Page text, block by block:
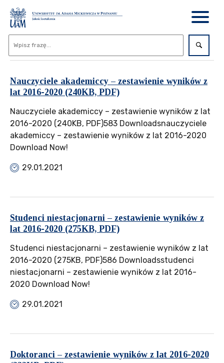
Nauczyciele akademiccy – zestawienie wyników z
lat 2016-2020 (240KB, PDF)
Nauczyciele akademiccy – zestawienie wyników z lat
2016-2020 (240KB, PDF)583 Downloadsnauczyciele
akademiccy – zestawienie wyników z lat 2016-2020
Download Now!
29.01.2021
Studenci niestacjonarni – zestawienie wyników z
lat 2016-2020 (275KB, PDF)
Studenci niestacjonarni – zestawienie wyników z lat
2016-2020 (275KB, PDF)586 Downloadsstudenci
niestacjonarni – zestawienie wyników z lat 2016-
2020 Download Now!
29.01.2021
Doktoranci – zestawienie wyników z lat 2016-2020